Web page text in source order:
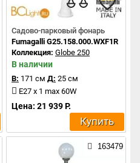
Садово-парковый фонарь
Fumagalli G25.158.000.WXF1R
Коллекция: Globe 250
В наличии
В: 171 см Д: 25 см
E27 x 1 max 60W
Цена: 21 939 Р.
Купить
163479